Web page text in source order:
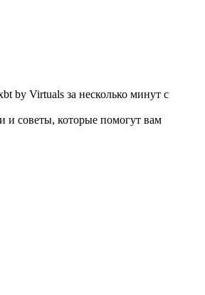
by Virtuals за несколько минут с
и советы, которые помогут вам